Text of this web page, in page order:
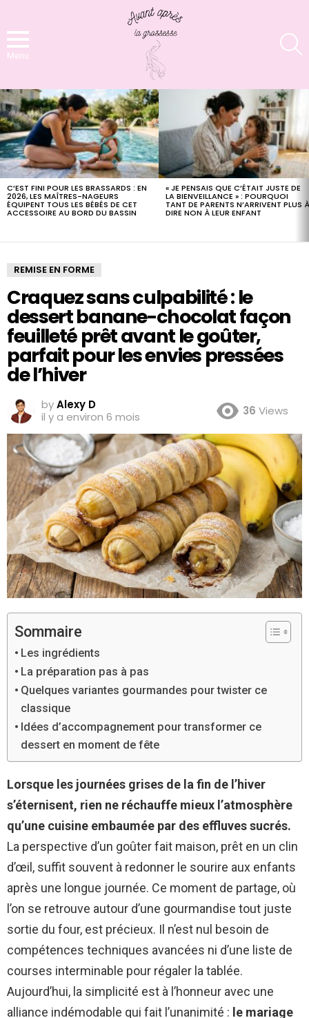
Menu
LATEST
STORIES
C’EST FINI POUR LES BRASSARDS : EN
2026, LES MAÎTRES-NAGEURS
ÉQUIPENT TOUS LES BÉBÉS DE CET
ACCESSOIRE AU BORD DU BASSIN
« JE PENSAIS QUE C’ÉTAIT JUSTE DE
LA BIENVEILLANCE » : POURQUOI
TANT DE PARENTS N’ARRIVENT PLUS
DIRE NON À LEUR ENFANT
REMISE EN FORME
Craquez sans culpabilité : le
dessert banane-chocolat façon
feuilleté prêt avant le goûter,
parfait pour les envies pressées
de l’hiver
byAlexy D
il y a environ 6 mois
36 Views
Sommaire
Les ingrédients
La préparation pas à pas
Quelques variantes gourmandes pour twister ce
classique
Idées d’accompagnement pour transformer ce
dessert en moment de fête
Lorsque les journées grises de la fin de l’hiver
s’éternisent, rien ne réchauffe mieux l’atmosphère
qu’une cuisine embaumée par des effluves sucrés.
La perspective d’un goûter fait maison, prêt en un clin
d’œil, suffit souvent à redonner le sourire aux enfants
après une longue journée. Ce moment de partage, où
l’on se retrouve autour d’une gourmandise tout juste
sortie du four, est précieux. Il n’est nul besoin de
compétences techniques avancées ni d’une liste de
courses interminable pour régaler la tablée.
Aujourd’hui, la simplicité est à l’honneur avec une
alliance indémodable qui fait l’unanimité : le mariage